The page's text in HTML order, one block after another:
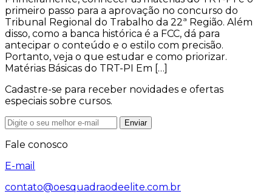
primeiro passo para a aprovação no concurso do
Tribunal Regional do Trabalho da 22ª Região. Além
disso, como a banca histórica é a FCC, dá para
antecipar o conteúdo e o estilo com precisão.
Portanto, veja o que estudar e como priorizar.
Matérias Básicas do TRT-PI Em […]
Cadastre-se para receber novidades e ofertas
especiais sobre cursos.
Enviar
Fale conosco
E-mail
contato@oesquadraodeelite.com.br